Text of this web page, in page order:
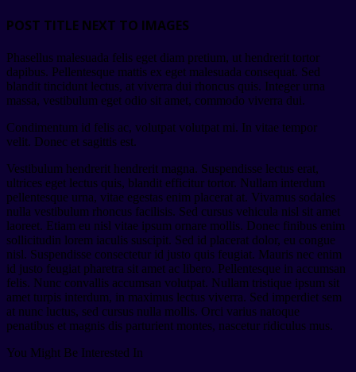
POST TITLE NEXT TO IMAGES
Phasellus malesuada felis eget diam pretium, ut hendrerit tortor
dapibus. Pellentesque mattis ex eget malesuada consequat. Sed
blandit tincidunt lectus, at viverra dui rhoncus quis. Integer urna
massa, vestibulum eget odio sit amet, commodo viverra dui.
Condimentum id felis ac, volutpat volutpat mi. In vitae tempor
velit. Donec et sagittis est.
Vestibulum hendrerit hendrerit magna. Suspendisse lectus erat,
ultrices eget lectus quis, blandit efficitur tortor. Nullam interdum
pellentesque urna, vitae egestas enim placerat at. Vivamus sodales
nulla vestibulum rhoncus facilisis. Sed cursus vehicula nisl sit amet
laoreet. Etiam eu nisl vitae ipsum ornare mollis. Donec finibus enim
sollicitudin lorem iaculis suscipit. Sed id placerat dolor, eu congue
nisl. Suspendisse consectetur id justo quis feugiat. Mauris nec enim
id justo feugiat pharetra sit amet ac libero. Pellentesque in accumsan
felis. Nunc convallis accumsan volutpat. Nullam tristique ipsum sit
amet turpis interdum, in maximus lectus viverra. Sed imperdiet sem
at nunc luctus, sed cursus nulla mollis. Orci varius natoque
penatibus et magnis dis parturient montes, nascetur ridiculus mus.
You Might Be Interested In